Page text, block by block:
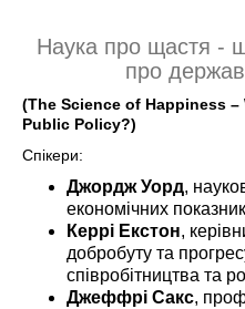
Наука про щастя -
про
(The Science of Happiness
Public Policy?)
Спікери:
Джордж Уорд,
економічних
Керрі Екстон,
добробуту та
співробітництва та
Джеффрі Сакс,